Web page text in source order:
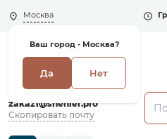
Москва
Ваш город - Москва?
Да Нет
+7 (495) 135-135-5
zakaz1@shenler.pro
Скопировать почту